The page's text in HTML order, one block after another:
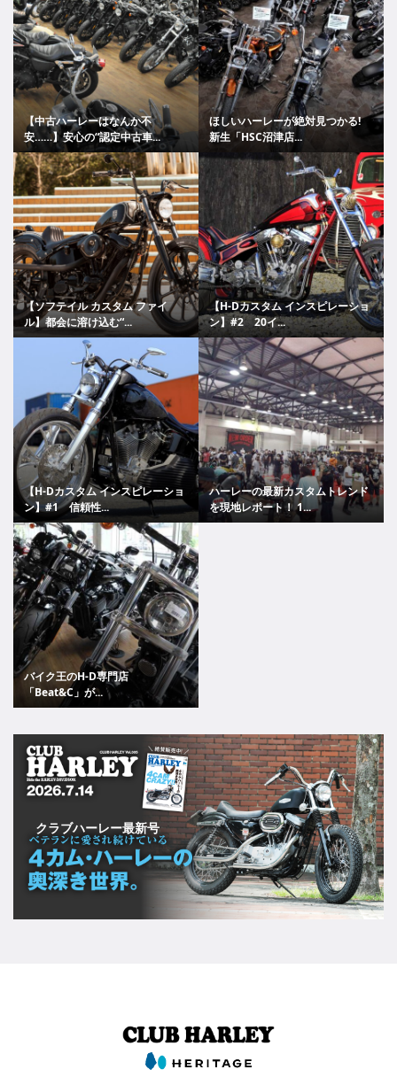
【中古ハーレーはなんか不
安……】安心の“認定中古車...
ほしいハーレーが絶対見つかる!
新生「HSC沼津店...
【ソフテイル カスタム ファイ
ル】都会に溶け込む“...
【H-Dカスタム インスピレーショ
ン】#2 20イ...
【H-Dカスタム インスピレーショ
ン】#1 信頼性...
ハーレーの最新カスタムトレンド
を現地レポート！ 1...
バイク王のH-D専門店
「Beat&C」が...
クラブハーレー最新号